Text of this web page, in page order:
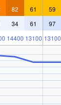
82 61 59
34 61 97
14400 13100 13100